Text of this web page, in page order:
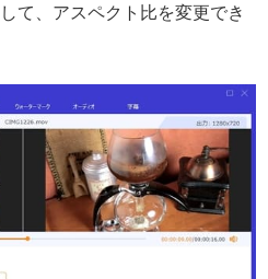
て、アスペクト比を変更でき